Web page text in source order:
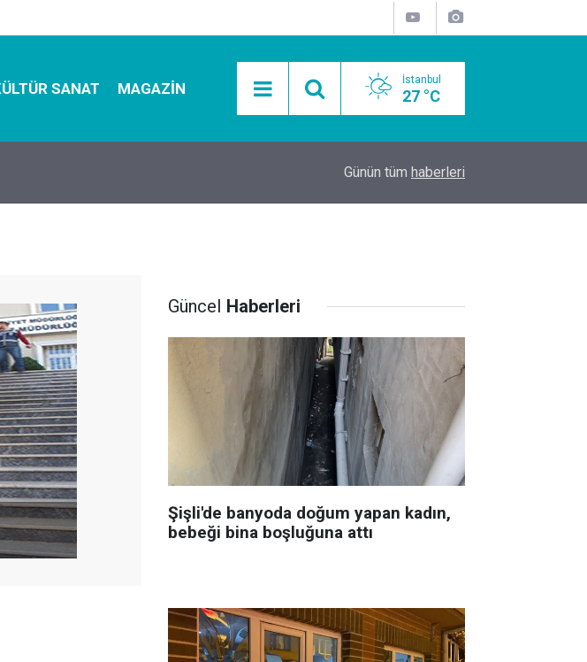
SANAT MAGAZIN İstanbul
27 °C
Dostu Ambalaj Mobil Araçlarla Hayır Lokması Dağıtımının
Günün tüm haberleri
Güncel Haberleri
Şişli'de banyoda doğum yapan kadın,
bebeği bina boşluğuna attı